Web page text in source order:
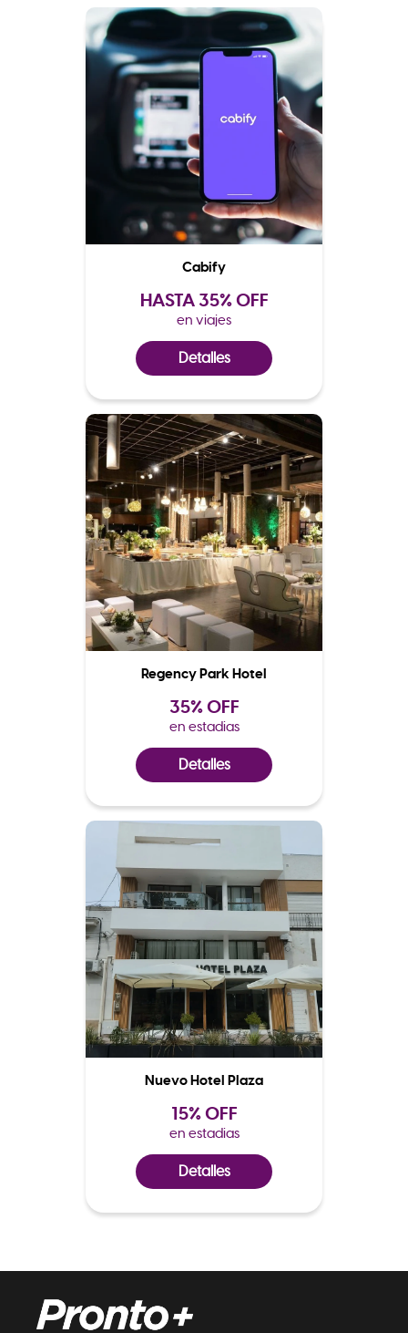
Cabify
HASTA 35% OFF
en viajes
Detalles
Regency Park Hotel
35% OFF
en estadias
Detalles
Nuevo Hotel Plaza
15% OFF
en estadias
Detalles